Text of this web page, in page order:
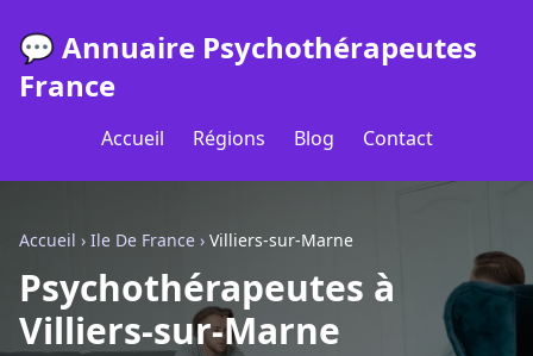
💬 Annuaire Psychothérapeutes
France
Accueil Régions Blog Contact
Accueil › Ile De France › Villiers-sur-Marne
Psychothérapeutes à
Villiers-sur-Marne